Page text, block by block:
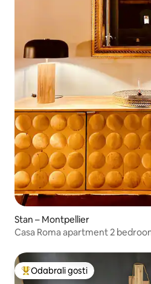
Stan – Montpellier
Casa Roma apartment 2
Među najviše rangiranima s
Odabrali gosti